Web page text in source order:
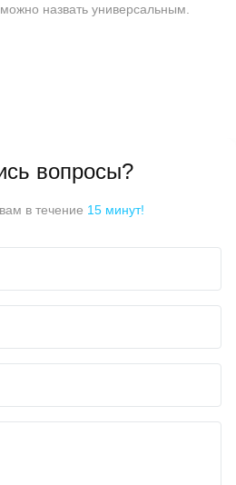
назвать универсальным.
вопросы?
в течение 15 минут!